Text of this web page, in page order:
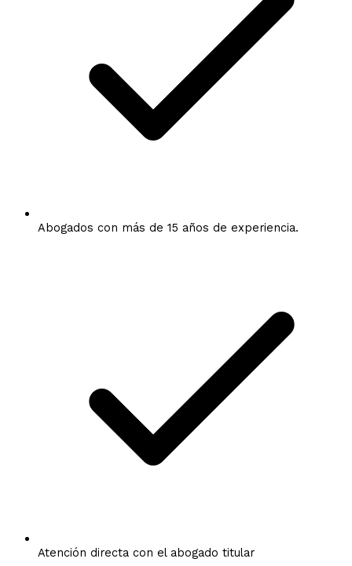
Abogados con más de 15 años de experiencia.
Atención directa con el abogado titular